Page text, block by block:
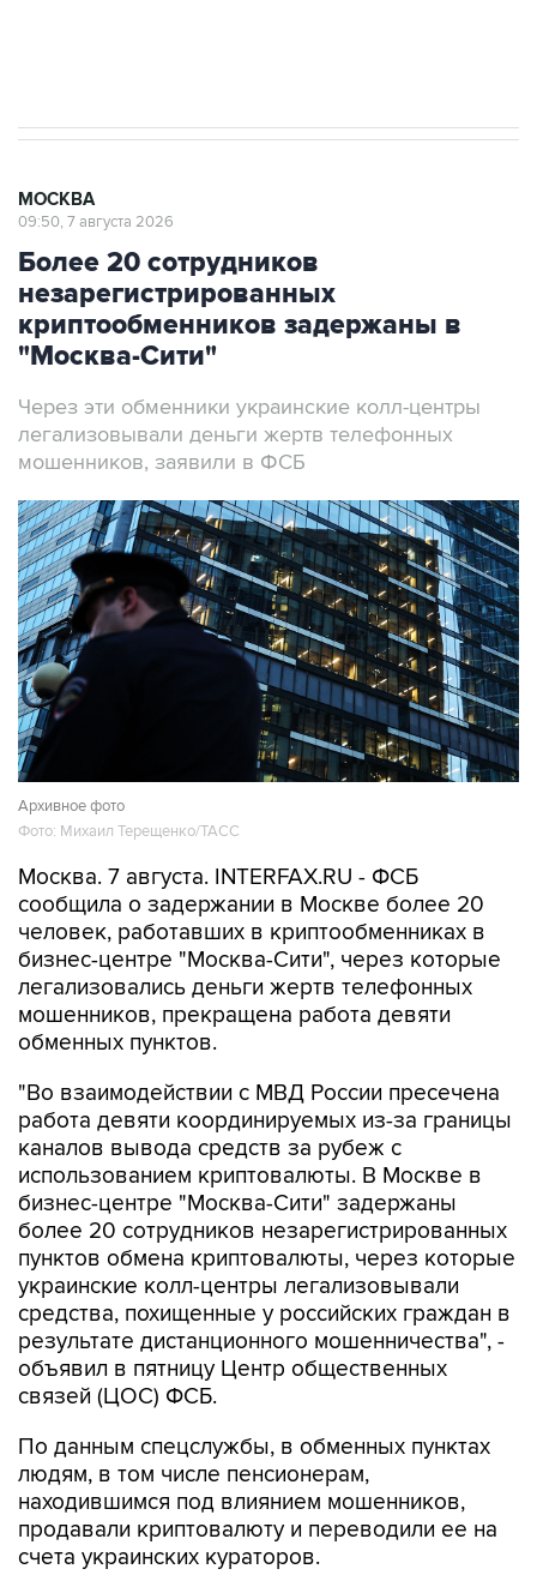
МОСКВА
09:50, 7 августа 2026
Более 20 сотрудников
незарегистрированных
криптообменников задержаны в
"Москва-Сити"
Через эти обменники украинские колл-центры
легализовывали деньги жертв телефонных
мошенников, заявили в ФСБ
Архивное фото
Фото: Михаил Терещенко/ТАСС
Москва. 7 августа. INTERFAX.RU - ФСБ
сообщила о задержании в Москве более 20
человек, работавших в криптообменниках в
бизнес-центре "Москва-Сити", через которые
легализовались деньги жертв телефонных
мошенников, прекращена работа девяти
обменных пунктов.
"Во взаимодействии с МВД России пресечена
работа девяти координируемых из-за границы
каналов вывода средств за рубеж с
использованием криптовалюты. В Москве в
бизнес-центре "Москва-Сити" задержаны
более 20 сотрудников незарегистрированных
пунктов обмена криптовалюты, через которые
украинские колл-центры легализовывали
средства, похищенные у российских граждан в
результате дистанционного мошенничества", -
объявил в пятницу Центр общественных
связей (ЦОС) ФСБ.
По данным спецслужбы, в обменных пунктах
людям, в том числе пенсионерам,
находившимся под влиянием мошенников,
продавали криптовалюту и переводили ее на
счета украинских кураторов.